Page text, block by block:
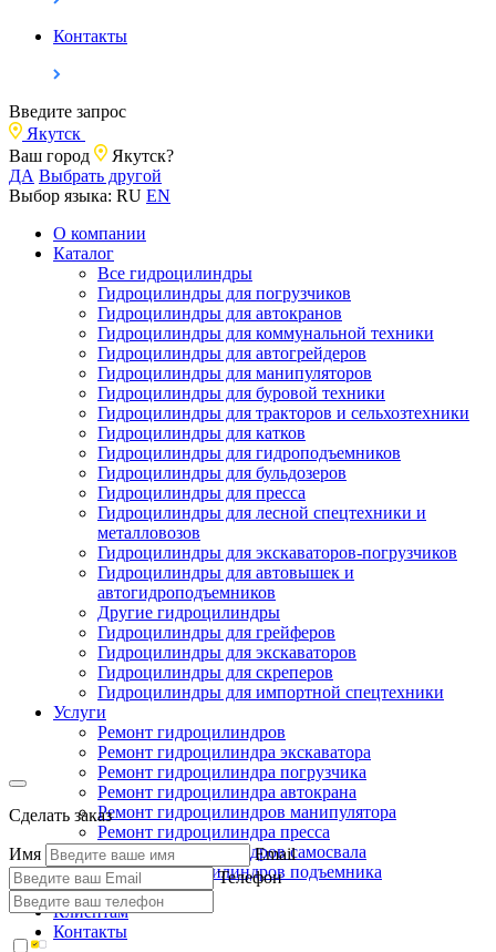
Контакты
Введите запрос
Якутск
Ваш город
Якутск?
ДА Выбрать другой
Выбор языка: RU EN
О компании
Каталог
Все гидроцилиндры
Гидроцилиндры для погрузчиков
Гидроцилиндры для автокранов
Гидроцилиндры для коммунальной техники
Гидроцилиндры для автогрейдеров
Гидроцилиндры для манипуляторов
Гидроцилиндры для буровой техники
Гидроцилиндры для тракторов и сельхозтехники
Гидроцилиндры для катков
Гидроцилиндры для гидроподъемников
Гидроцилиндры для бульдозеров
Гидроцилиндры для пресса
Гидроцилиндры для лесной спецтехники и
металловозов
Гидроцилиндры для экскаваторов-погрузчиков
Гидроцилиндры для автовышек и
автогидроподъемников
Другие гидроцилиндры
Гидроцилиндры для грейферов
Гидроцилиндры для экскаваторов
Гидроцилиндры для скреперов
Гидроцилиндры для импортной спецтехники
Услуги
Ремонт гидроцилиндров
Ремонт гидроцилиндра экскаватора
Ремонт гидроцилиндра погрузчика
Ремонт гидроцилиндра автокрана
Ремонт гидроцилиндров манипулятора
Ремонт гидроцилиндра пресса
Ремонт гидроцилиндров самосвала
Ремонт гидроцилиндров подъемника
Производство
Клиентам
Контакты
Сделать заказ
Имя
Email
Телефон